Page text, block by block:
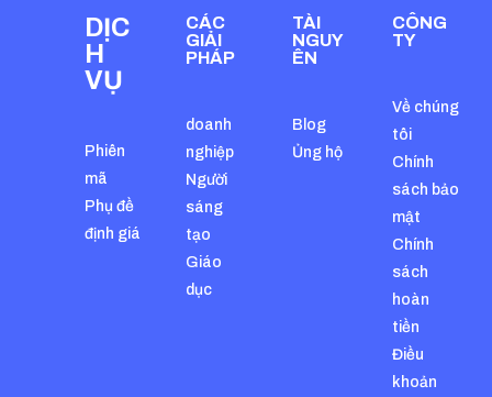
DỊC
H
VỤ
Phiên
mã
Phụ đề
định giá
CÁC
GIẢI
PHÁP
doanh
nghiệp
Người
sáng
tạo
Giáo
dục
TÀI
NGUY
ÊN
Blog
Ủng hộ
CÔNG
TY
Về chúng
tôi
Chính
sách bảo
mật
Chính
sách
hoàn
tiền
Điều
khoản